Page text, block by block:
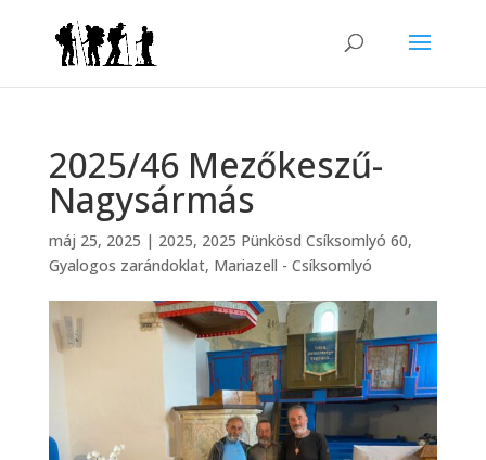
2025/46 Mezőkeszű-
Nagysármás
máj 25, 2025 | 2025, 2025 Pünkösd Csíksomlyó 60,
Gyalogos zarándoklat, Mariazell - Csíksomlyó